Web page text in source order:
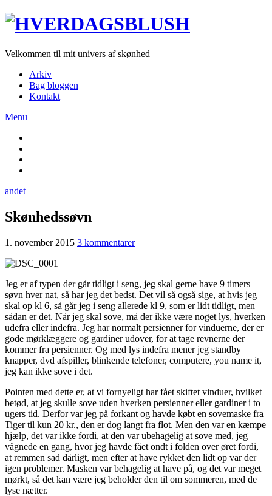
Velkommen til mit univers af skønhed
Arkiv
Bag bloggen
Kontakt
Menu
andet
Skønhedssøvn
1. november 2015 3 kommentarer
Jeg er af typen der går tidligt i seng, jeg skal gerne have 9 timers
søvn hver nat, så har jeg det bedst. Det vil så også sige, at hvis jeg
skal op kl 6, så går jeg i seng allerede kl 9, som er lidt tidligt, men
sådan er det. Når jeg skal sove, må der ikke være noget lys, hverken
udefra eller indefra. Jeg har normalt persienner for vinduerne, der er
gode mørklæggere og gardiner udover, for at tage revnerne der
kommer fra persienner. Og med lys indefra mener jeg standby
knapper, dvd afspiller, blinkende telefoner, computere, you name it,
jeg kan ikke sove i det.
Pointen med dette er, at vi fornyeligt har fået skiftet vinduer, hvilket
betød, at jeg skulle sove uden hverken persienner eller gardiner i to
ugers tid. Derfor var jeg på forkant og havde købt en sovemaske fra
Tiger til kun 20 kr., den er dog langt fra flot. Men den var en kæmpe
hjælp, det var ikke fordi, at den var ubehagelig at sove med, jeg
vågnede en gang, hvor jeg havde fået ondt i folden over øret fordi,
at remmen sad dårligt, men efter at have rykket den lidt op var der
igen problemer. Masken var behagelig at have på, og det var meget
mørkt, så det kan være jeg beholder den til om sommeren, med de
lyse nætter.